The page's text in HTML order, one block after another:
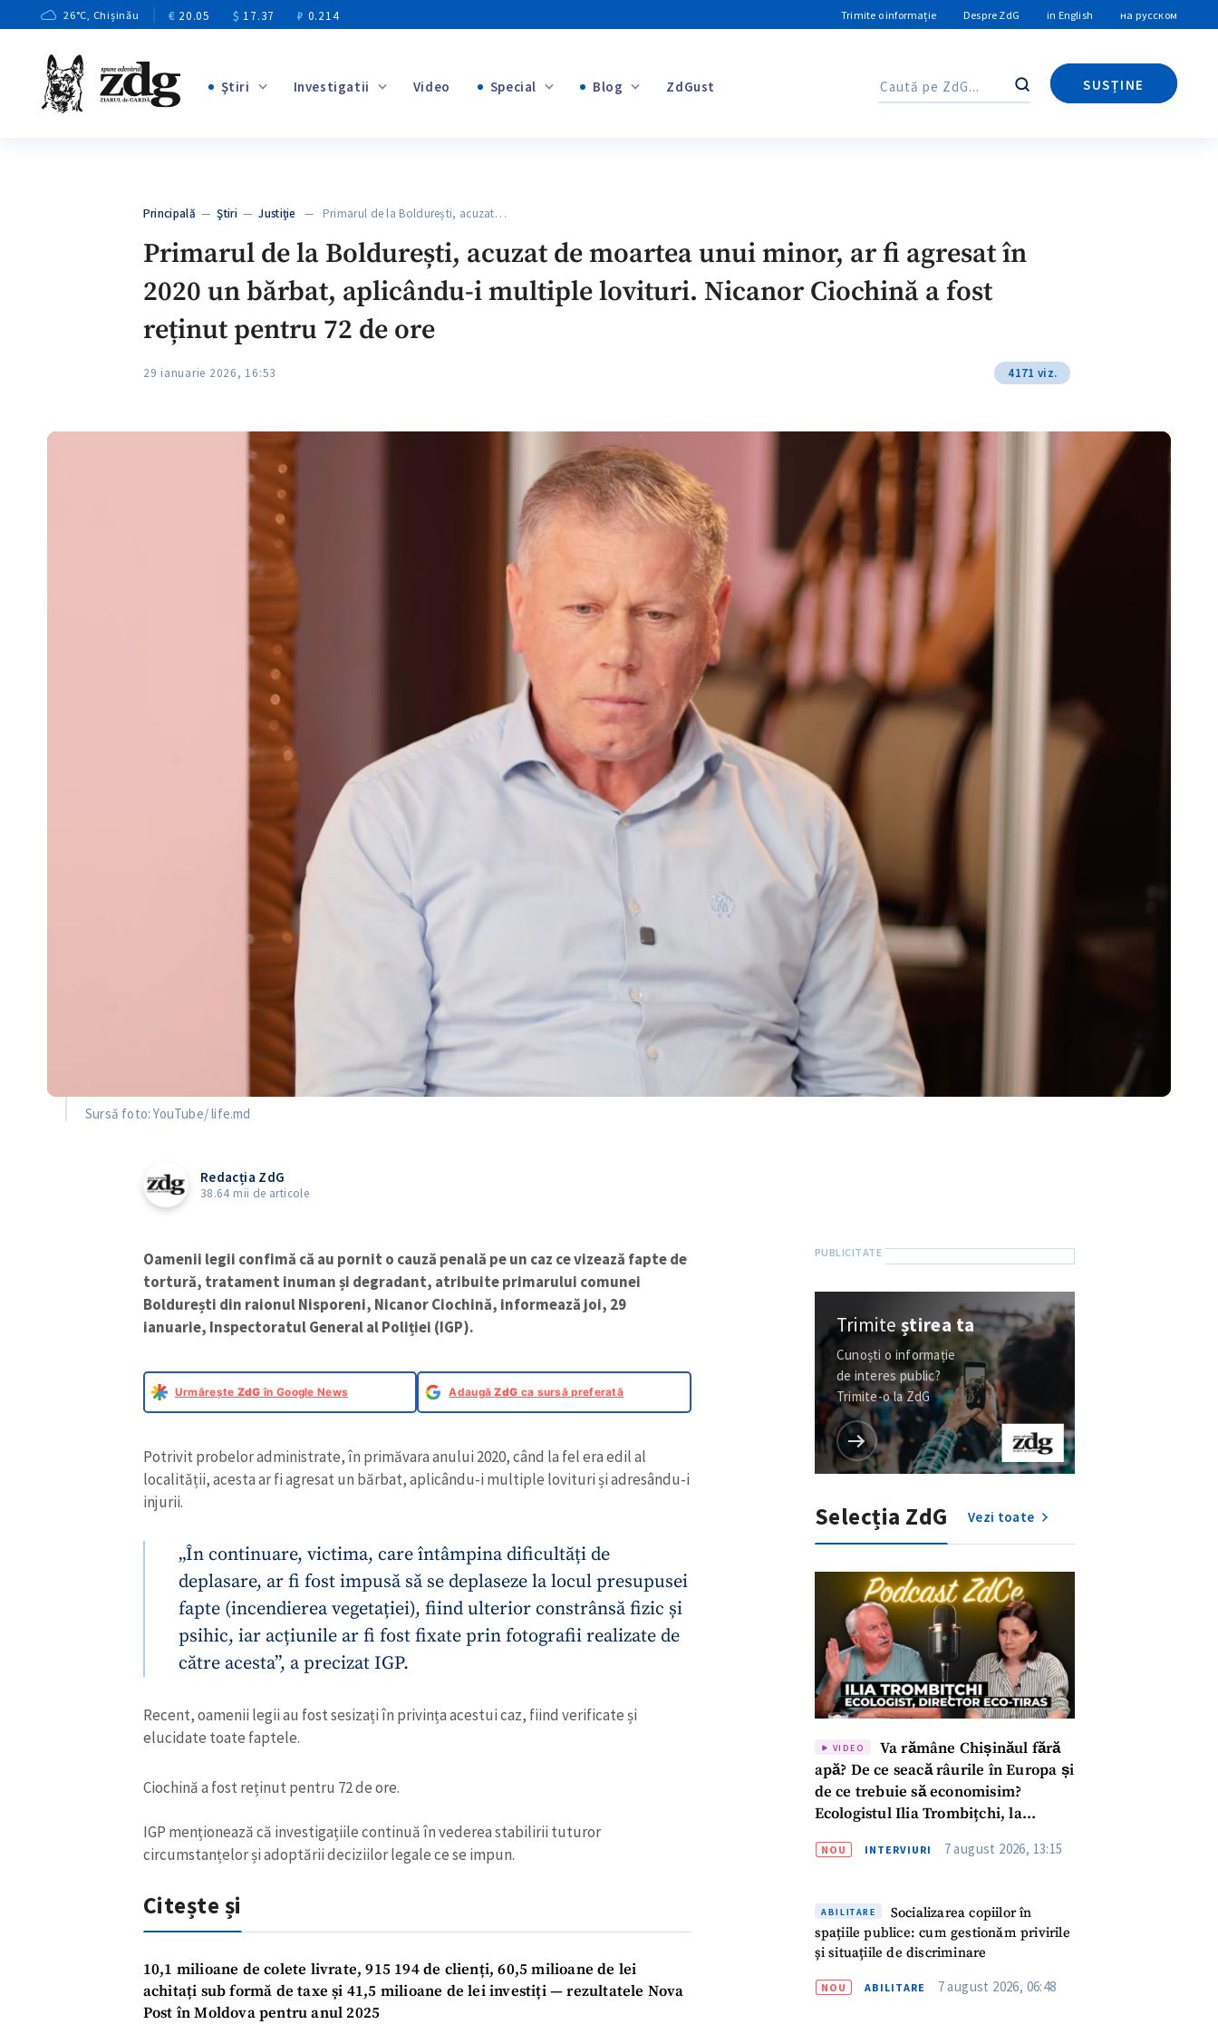
26°C, Chișinău € 20.05 $ 17.37 ₽ 0.214 Trimite o informație Despre ZdG in English на русском
Ştiri Investigatii Video Special Blog
+1
ZdGust Caută
SUSȚINE
Caută
Principală —Ştiri —Justiție — Primarul de la Boldurești, acuzat…
Primarul de la Boldurești, acuzat de moartea unui minor, ar fi agresat în
2020 un bărbat, aplicându-i multiple lovituri. Nicanor Ciochină a fost
reținut pentru 72 de ore
29 ianuarie 2026, 16:53 4171 viz.
Sursă foto: YouTube/ life.md
Redacția ZdG
38.64 mii de articole
Oamenii legii confimă că au pornit o cauză penală pe un caz ce vizează fapte de
tortură, tratament inuman și degradant, atribuite primarului comunei
Boldurești din raionul Nisporeni, Nicanor Ciochină, informează joi, 29
ianuarie, Inspectoratul General al Poliției (IGP).
Urmărește ZdG în Google News AdaugăZdG ca sursă preferată
Potrivit probelor administrate, în primăvara anului 2020, când la fel era edil al
localitǎții, acesta ar fi agresat un bărbat, aplicându-i multiple lovituri și adresându-i
injurii.
„În continuare, victima, care întâmpina dificultăți de
deplasare, ar fi fost impusă să se deplaseze la locul presupusei
fapte (incendierea vegetației), fiind ulterior constrânsă fizic și
psihic, iar acțiunile ar fi fost fixate prin fotografii realizate de
către acesta”, a precizat IGP.
Recent, oamenii legii au fost sesizați în privința acestui caz, fiind verificate și
elucidate toate faptele.
Ciochină a fost reținut pentru 72 de ore.
IGP menționează că investigațiile continuă în vederea stabilirii tuturor
circumstanțelor și adoptării deciziilor legale ce se impun.
Citește și
10,1 milioane de colete livrate, 915 194 de clienți, 60,5 milioane de lei
achitați sub formă de taxe și 41,5 milioane de lei investiți — rezultatele Nova
Post în Moldova pentru anul 2025
Trimiteștirea ta
Cunoști o informație
de interes public?
Trimite-o la ZdG
Selecția ZdG Vezi toate
VIDEO
Va rămâne Chișinăul fără
apă? De ce seacă râurile în Europa și
de ce trebuie să economisim?
Ecologistul Ilia Trombițchi, la
NOU INTERVIURI 7 august 2026, 13:15
ABILITARE
Socializarea copiilor în
spațiile publice: cum gestionăm privirile
și situațiile de discriminare
NOU ABILITARE 7 august 2026, 06:48
Fotografie + Încarcă imagine
Link media
+ Numele meu
+ Emailul meu